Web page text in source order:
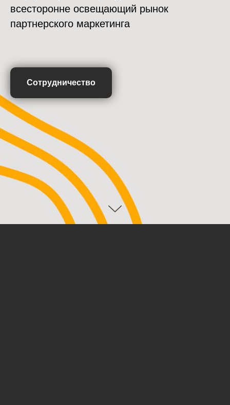
всесторонне освещающий рынок
партнерского маркетинга
Сотрудничество